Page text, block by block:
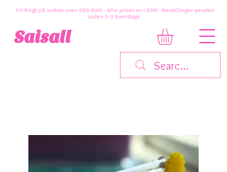
Saisall
Fri fragt på ordrer over 600 DKK · Alle priser er i DKK · Bestillinger sendes
inden 1-3 hverdage